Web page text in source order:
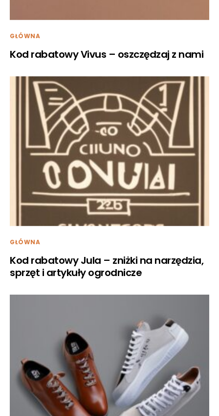
GŁÓWNA
Kod rabatowy Vivus – oszczędzaj z nami
GŁÓWNA
Kod rabatowy Jula – zniżki na narzędzia,
sprzęt i artykuły ogrodnicze